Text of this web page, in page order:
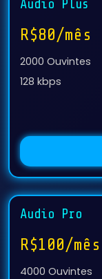
Audio Plus
R$80/mês
2000 Ouvintes
128 kbps
Audio Pro
R$100/mês
4000 Ouvintes